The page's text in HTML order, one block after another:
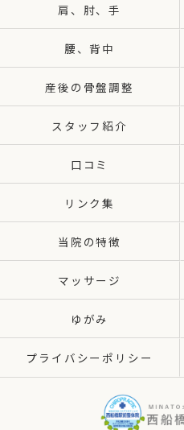
肩、肘、手
腰、背中
産後の骨盤調整
スタッフ紹介
口コミ
リンク集
当院の特徴
マッサージ
ゆがみ
プライバシーポリシー